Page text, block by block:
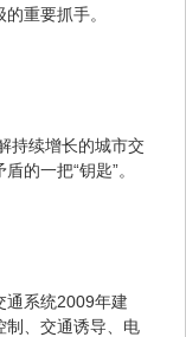
重要抓手。
续增长的城市交
的一把“钥匙”。
系统2009年建
制、交通诱导、电